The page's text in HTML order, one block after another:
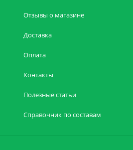
Отзывы о магазине
Доставка
Оплата
Контакты
Полезные статьи
Справочник по составам